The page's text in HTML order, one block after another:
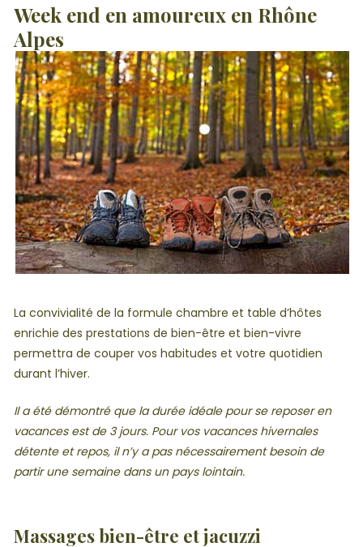
Week end en amoureux en Rhône
Alpes
La convivialité de la formule chambre et table d’hôtes
enrichie des prestations de bien-être et bien-vivre
permettra de couper vos habitudes et votre quotidien
durant l’hiver.
Il a été démontré que la durée idéale pour se reposer en
vacances est de 3 jours. Pour vos vacances hivernales
détente et repos, il n’y a pas nécessairement besoin de
partir une semaine dans un pays lointain.
Massages bien-être et jacuzzi